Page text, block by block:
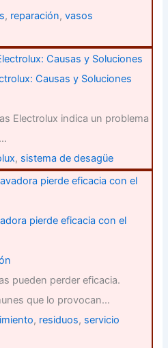
, reparación,vasos
Causas y Soluciones
Electrolux indica un problema
, sistema de desagüe
pierde eficacia con el
pueden perder eficacia.
que lo provocan…
, residuos, servicio